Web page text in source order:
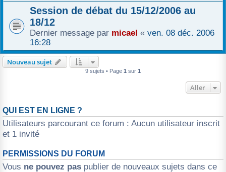
Session de débat du 15/12/2006 au
18/12
Dernier message par micael « ven. 08 déc. 2006
16:28
Nouveau sujet
9 sujets • Page 1 sur 1
Aller
QUI EST EN LIGNE ?
Utilisateurs parcourant ce forum : Aucun utilisateur inscrit
et 1 invité
PERMISSIONS DU FORUM
Vous ne pouvez pas publier de nouveaux sujets dans ce